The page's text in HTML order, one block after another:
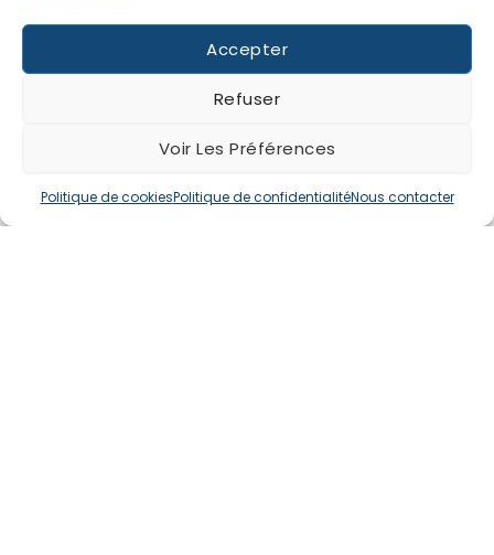
Accepter
Refuser
Voir Les Préférences
Politique de cookiesPolitique de confidentialitéNous contacter